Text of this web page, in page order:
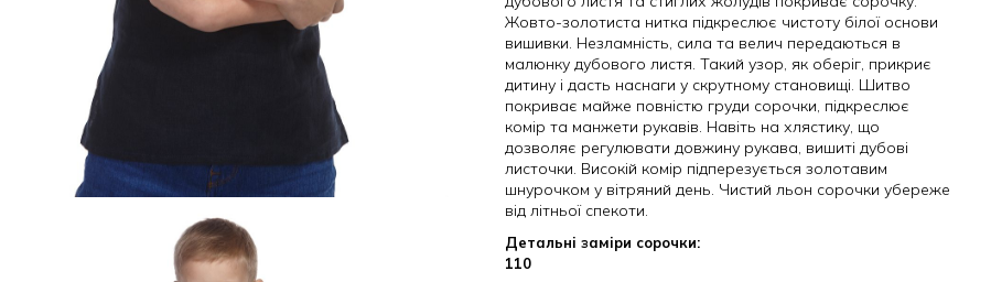
Жовто-золотиста нитка підкреслює чистоту білої основи
вишивки. Незламність, сила та велич передаються в
малюнку дубового листя. Такий узор, як оберіг, прикриє
дитину і дасть наснаги у скрутному становищі. Шитво
покриває майже повністю груди сорочки, підкреслює
комір та манжети рукавів. Навіть на хлястику, що
дозволяє регулювати довжину рукава, вишиті дубові
листочки. Високій комір підперезується золотавим
шнурочком у вітряний день. Чистий льон сорочки убереже
від літньої спекоти.
Детальні заміри сорочки:
110